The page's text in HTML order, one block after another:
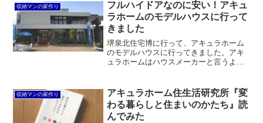
常に悩ましいところです。
収納マンの家作り
フルハイドアなのに安い！アキュ
ラホームのモデルハウスに行って
きました
堺泉北住宅博に行って、アキュラホーム
のモデルハウスに行ってきました。アキ
ュラホームはハウスメーカーと言うより
を通じてシステムキッチンなどを大量一
括購入することでコストを抑えます。お
まけにフルハイドアが標準装備というの
が素晴らしい。
収納マンの家作り
アキュラホーム住生活研究所『変
わる暮らしと住まいのかたち』読
んでみた